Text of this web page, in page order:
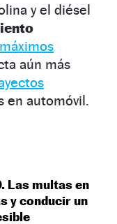
y el diésel
máximos
aún más
en automóvil.
Las multas en
y conducir un